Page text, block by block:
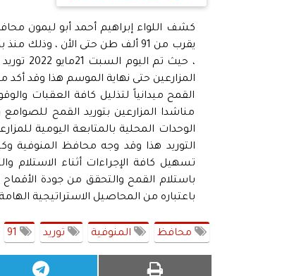
كشف اللواء إبراهيم أحمد أبو ليمون
يقرب من 91 ألف طن حتى الأن ،
المزارعين حتى نهاية الموسم هذا وقد
القمح ميدانياً لتذليل كافة العقبات
مناشدا المزارعين بتوريد القمح
الوحدات المحلية بالمتابعة اليومية
التوريد هذا وقد وجه محافظ المنوفية
تسهيل كافة الإجراءات أثناء الاستلام
باستلام القمح والتحقق من جودة
باعتباره من المحاصيل الاستراتيجية
محافظ المنوفية توريد